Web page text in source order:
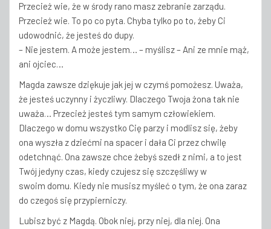
Przecież wie, że w środy rano masz zebranie zarządu.
Przecież wie. To po co pyta. Chyba tylko po to, żeby Ci
udowodnić, że jesteś do dupy.
– Nie jestem. A może jestem… – myślisz – Ani ze mnie mąż,
ani ojciec…
Magda zawsze dziękuje jak jej w czymś pomożesz. Uważa,
że jesteś uczynny i życzliwy. Dlaczego Twoja żona tak nie
uważa… Przecież jesteś tym samym człowiekiem.
Dlaczego w domu wszystko Cię parzy i modlisz się, żeby
ona wyszła z dziećmi na spacer i dała Ci przez chwilę
odetchnąć. Ona zawsze chce żebyś szedł z nimi, a to jest
Twój jedyny czas, kiedy czujesz się szczęśliwy w
swoim domu. Kiedy nie musisz myśleć o tym, że ona zaraz
do czegoś się przypierniczy.
Lubisz być z Magdą. Obok niej, przy niej, dla niej. Ona